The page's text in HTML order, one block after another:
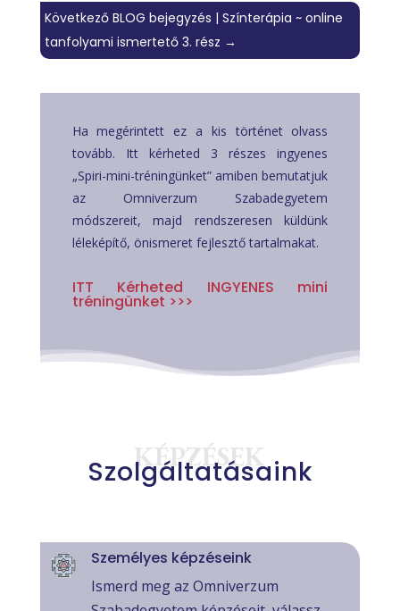
Következő BLOG bejegyzés | Színterápia ~ online
tanfolyami ismertető 3. rész →
Ha megérintett ez a kis történet olvass
tovább. Itt kérheted 3 részes ingyenes
„Spiri-mini-tréningünket” amiben bemutatjuk
az Omniverzum Szabadegyetem
módszereit, majd rendszeresen küldünk
léleképítő, önismeret fejlesztő tartalmakat.
ITT Kérheted INGYENES mini
tréningünket >>>
KÉPZÉSEK
Szolgáltatásaink
Személyes képzéseink
Ismerd meg az Omniverzum